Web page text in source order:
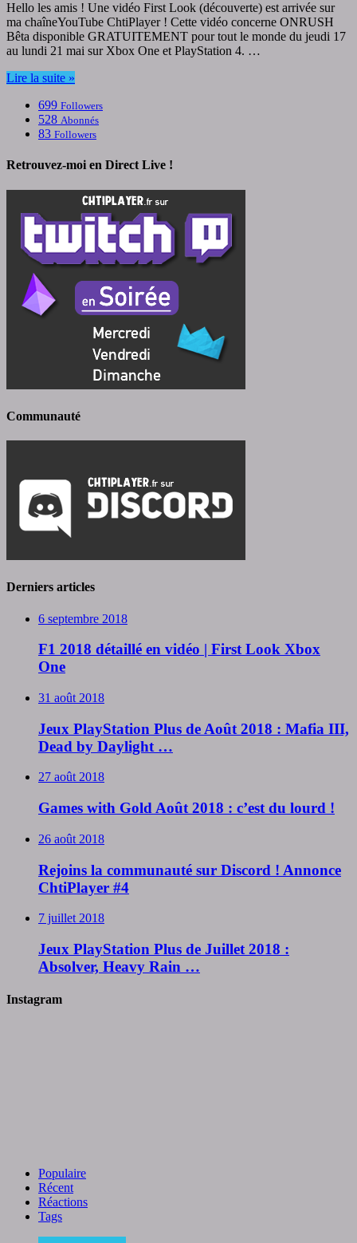
Hello les amis ! Une vidéo First Look (découverte) est arrivée sur
ma chaîneYouTube ChtiPlayer ! Cette vidéo concerne ONRUSH
Bêta disponible GRATUITEMENT pour tout le monde du jeudi 17
au lundi 21 mai sur Xbox One et PlayStation 4. …
Lire la suite »
699 Followers
528 Abonnés
83 Followers
Retrouvez-moi en Direct Live !
Communauté
Derniers articles
6 septembre 2018
F1 2018 détaillé en vidéo | First Look Xbox
One
31 août 2018
Jeux PlayStation Plus de Août 2018 : Mafia III,
Dead by Daylight …
27 août 2018
Games with Gold Août 2018 : c’est du lourd !
26 août 2018
Rejoins la communauté sur Discord ! Annonce
ChtiPlayer #4
7 juillet 2018
Jeux PlayStation Plus de Juillet 2018 :
Absolver, Heavy Rain …
Instagram
Populaire
Récent
Réactions
Tags